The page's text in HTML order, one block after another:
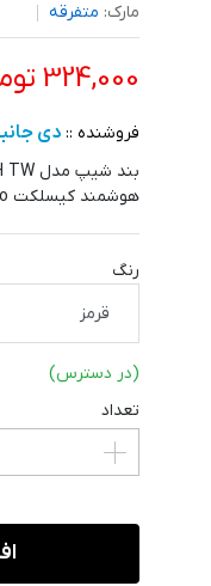
مارک: متفرقه
324,000 تومان
فروشنده :: دی
هوشمند کیسلکت Kr / Kr2 / Kr pro
رنگ
(در دسترس)
تعداد